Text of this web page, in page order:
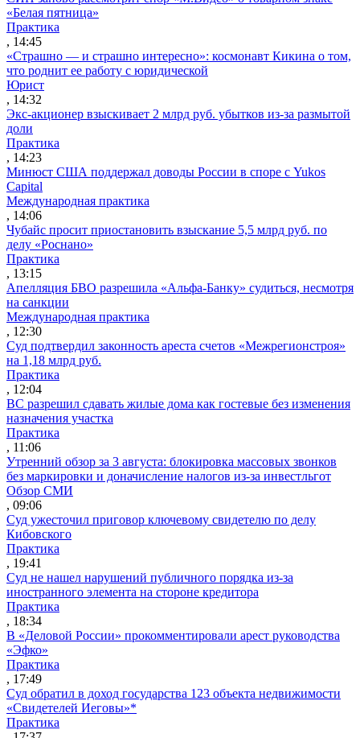
«Белая пятница»
Практика
, 14:45
«Страшно — и страшно интересно»: космонавт Кикина о том,
что роднит ее работу с юридической
Юрист
, 14:32
Экс-акционер взыскивает 2 млрд руб. убытков из-за размытой
доли
Практика
, 14:23
Минюст США поддержал доводы России в споре с Yukos
Capital
Международная практика
, 14:06
Чубайс просит приостановить взыскание 5,5 млрд руб. по
делу «Роснано»
Практика
, 13:15
Апелляция БВО разрешила «Альфа-Банку» судиться, несмотря
на санкции
Международная практика
, 12:30
Суд подтвердил законность ареста счетов «Межрегионстроя»
на 1,18 млрд руб.
Практика
, 12:04
ВС разрешил сдавать жилые дома как гостевые без изменения
назначения участка
Практика
, 11:06
Утренний обзор за 3 августа: блокировка массовых звонков
без маркировки и доначисление налогов из-за инвестльгот
Обзор СМИ
, 09:06
Суд ужесточил приговор ключевому свидетелю по делу
Кибовского
Практика
, 19:41
Суд не нашел нарушений публичного порядка из-за
иностранного элемента на стороне кредитора
Практика
, 18:34
В «Деловой России» прокомментировали арест руководства
«Эфко»
Практика
, 17:49
Суд обратил в доход государства 123 объекта недвижимости
«Свидетелей Иеговы»*
Практика